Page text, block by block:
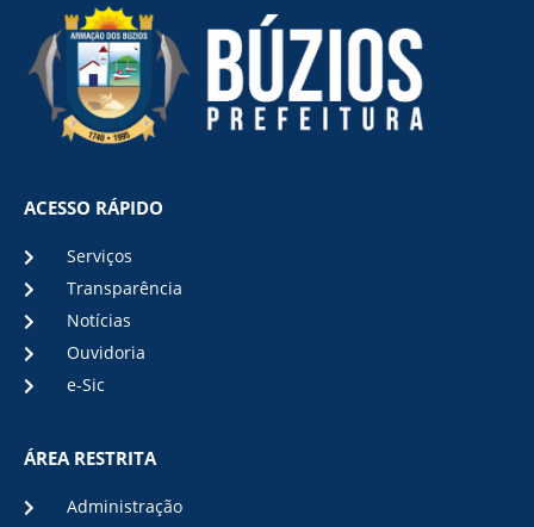
ACESSO RÁPIDO
Serviços
Transparência
Notícias
Ouvidoria
e-Sic
ÁREA RESTRITA
Administração